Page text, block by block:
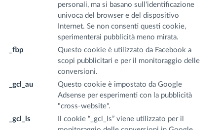
personali, ma si basano sull'identificazione
univoca del browser e del dispositivo
Internet. Se non consenti questi cookie,
sperimenterai pubblicità meno mirata.
_fbp
Questo cookie è utilizzato da Facebook a
scopi pubblicitari e per il monitoraggio delle
conversioni.
_gcl_au
Questo cookie è impostato da Google
Adsense per esperimenti con la pubblicità
"cross-website".
_gcl_ls
Il cookie “_gcl_ls” viene utilizzato per il